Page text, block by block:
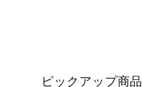
ピックアップ商品